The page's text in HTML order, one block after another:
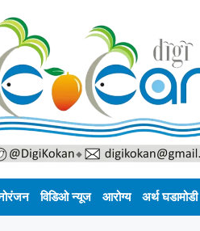
विडिओ न्यूज आरोग्य अर्थ घडामोडी